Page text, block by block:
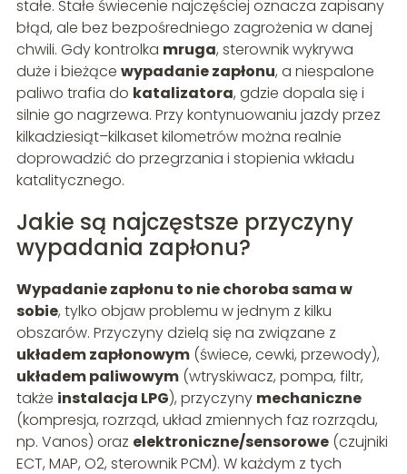
stałe. Stałe świecenie najczęściej oznacza zapisany
błąd, ale bez bezpośredniego zagrożenia w danej
chwili. Gdy kontrolka mruga, sterownik wykrywa
duże i bieżące wypadanie zapłonu, a niespalone
paliwo trafia do katalizatora, gdzie dopala się i
silnie go nagrzewa. Przy kontynuowaniu jazdy przez
kilkadziesiąt–kilkaset kilometrów można realnie
doprowadzić do przegrzania i stopienia wkładu
katalitycznego.
Jakie są najczęstsze przyczyny
wypadania zapłonu?
Wypadanie zapłonu to nie choroba sama w
sobie, tylko objaw problemu w jednym z kilku
obszarów. Przyczyny dzielą się na związane z
układem zapłonowym(świece, cewki, przewody),
układem paliwowym(wtryskiwacz, pompa, filtr,
także instalacja LPG), przyczyny mechaniczne
(kompresja, rozrząd, układ zmiennych faz rozrządu,
np. Vanos) oraz elektroniczne/sensorowe(czujniki
ECT, MAP, O2, sterownik PCM). W każdym z tych